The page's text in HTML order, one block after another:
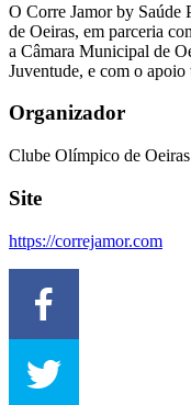
O Corre Jamor by Saúde
de Oeiras, em parceria
a Câmara Municipal de
Juventude, e com o
Organizador
Clube Olímpico de Oeiras
Site
https://correjamor.com